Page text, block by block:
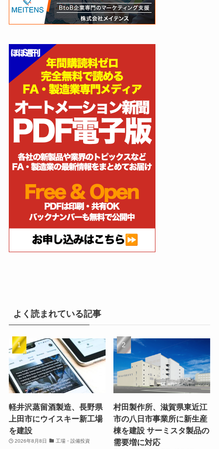
よく読まれている記事
軽井沢蒸留酒製造、長野県
上田市にウイスキー新工場
を建設
2026年8月8日 工場・設備投資
村田製作所、滋賀県東近江
市の八日市事業所に新生産
棟を建設 サーミスタ製品の
需要増に対応